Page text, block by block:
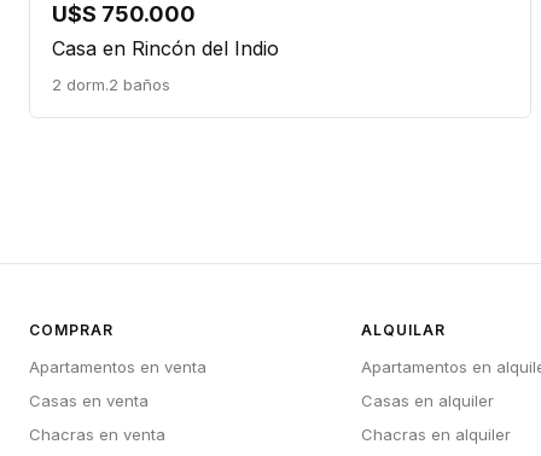
U$S 750.000
Casa en Rincón del Indio
2 dorm.2 baños
COMPRAR
Apartamentos en venta
Casas en venta
Chacras en venta
ALQUILAR
Apartamentos en
Casas en alquiler
Chacras en alquiler